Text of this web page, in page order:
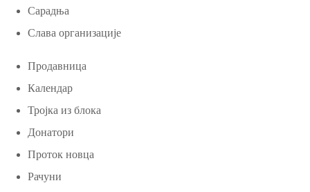
Сарадња
Слава организације
Продавница
Календар
Тројка из блока
Донатори
Проток новца
Рачуни